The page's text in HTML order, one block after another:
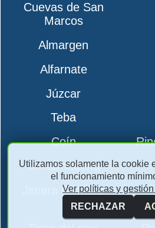
Cuevas de San
Marcos
Almargen
Alfarnate
Júzcar
Teba
Coín
Benalmádena
Jimera de Líbar
Utilizamos solamente la cookie
el funcionamiento
Ver políticas y
RECHAZAR